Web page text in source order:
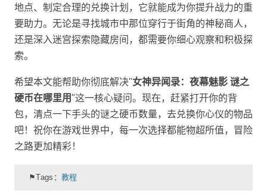
地点、制定合理的兑换计划，它就能成为你提升战力的重
要助力。无论是寻找城市中那位穿行于街角的神秘商人，
还是深入迷宫探索隐藏房间，都需要你细心观察和积极探
索。
希望本文能帮助你彻底解决"女神异闻录：夜幕魅影 谜之
硬币在哪里用"这一核心疑问。现在，赶紧打开你的背
包，清点一下手头的谜之硬币数量，去兑换你心仪的物品
吧！祝你在游戏世界中，每一次选择都能物超所值，冒险
之路更加精彩！
⚑Tags：教程